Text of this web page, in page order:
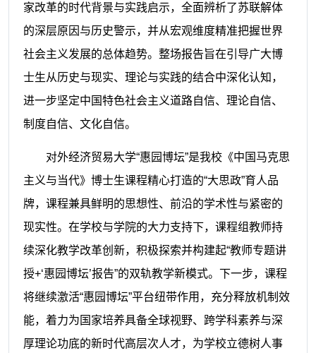
家改革的时代背景与实践启示，全面辨析了苏联解体
的深层原因与历史警示，并从宏观维度精准把握世界
社会主义发展的总体趋势。整场报告旨在引导广大博
士生从历史与现实、理论与实践的结合中深化认知，
进一步坚定中国特色社会主义道路自信、理论自信、
制度自信、文化自信。
对外经济贸易大学“惠园博坛”是我校《中国马克思
主义与当代》博士生课程精心打造的“大思政”育人品
牌，课程兼具鲜明的思想性、前沿的学术性与紧密的
现实性。在学校与学院的大力支持下，课程组教师持
续深化教学改革创新，积极探索并构建起“教师专题讲
授+‘惠园博坛’报告”的双轨教学新模式。 下一步，课程
将继续激活“惠园博坛”平台纽带作用，充分释放机制效
能，着力为国家培养具备全球视野、跨学科素养与深
厚理论功底的新时代高层次人才，为学校立德树人事